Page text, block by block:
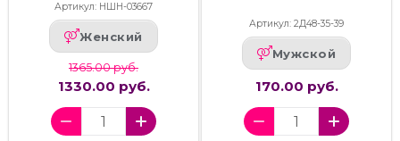
Артикул: НШН-03667
Женский
1365.00 руб.
1330.00 руб.
Артикул: 2Д48-35-39
Мужской
170.00 руб.